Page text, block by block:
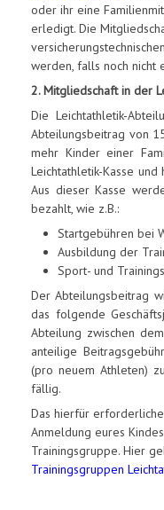
oder ihr eine
erledigt. Die
werden, falls noch nicht
2. Mitgliedschaft in der
Die Leichtathletik-
Abteilungsbeitrag von
mehr Kinder einer
Leichtathletik-Kasse
Aus dieser Kasse
bezahlt, wie z.B.:
Startgebühren bei
Ausbildung der
Sport- und
Der Abteilungsbeitrag
das folgende
Abteilung zwischen
anteilige
(pro neuem Athleten)
fällig.
Das hierfür
Anmeldung eures
Trainingsgruppe. Hier
Trainingsgruppen